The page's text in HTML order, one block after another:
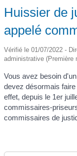
Huissier de
appelé
Vérifié le 01/07/2022 -
administrative (Première
Vous avez besoin
devez désormais
effet, depuis le 1er
commissaires-
commissaires de